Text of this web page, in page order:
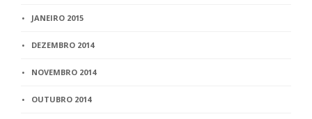
JANEIRO 2015
DEZEMBRO 2014
NOVEMBRO 2014
OUTUBRO 2014